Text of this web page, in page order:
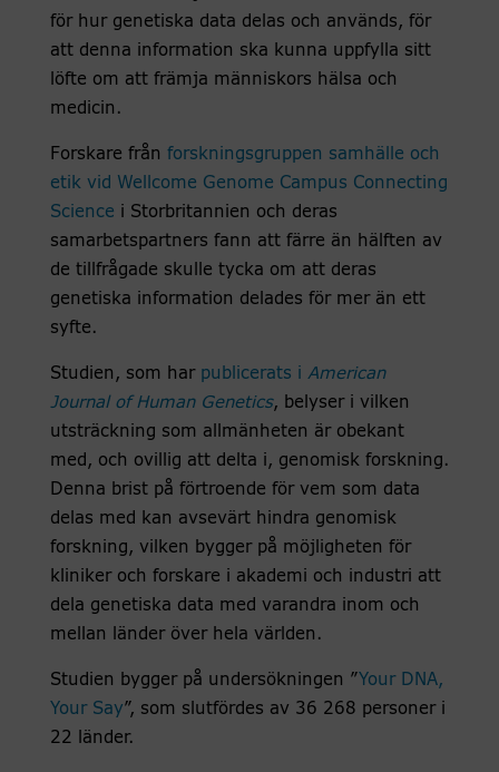
för hur genetiska data delas och används, för
att denna information ska kunna uppfylla sitt
löfte om att främja människors hälsa och
medicin.
Forskare från forskningsgruppen samhälle och
etik vid Wellcome Genome Campus Connecting
Science i Storbritannien och deras
samarbetspartners fann att färre än hälften av
de tillfrågade skulle tycka om att deras
genetiska information delades för mer än ett
syfte.
Studien, som har publicerats i American
Journal of Human Genetics, belyser i vilken
utsträckning som allmänheten är obekant
med, och ovillig att delta i, genomisk forskning.
Denna brist på förtroende för vem som data
delas med kan avsevärt hindra genomisk
forskning, vilken bygger på möjligheten för
kliniker och forskare i akademi och industri att
dela genetiska data med varandra inom och
mellan länder över hela världen.
Studien bygger på undersökningen ” Your DNA,
Your Say”, som slutfördes av 36 268 personer i
22 länder.